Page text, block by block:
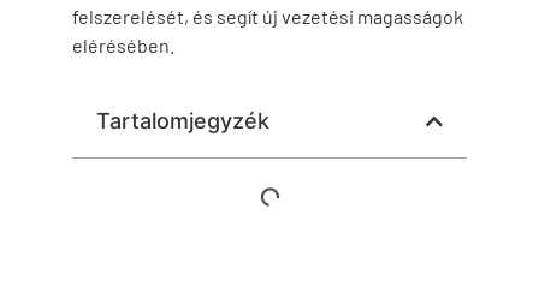
felszerelését, és segít új vezetési magasságok
elérésében.
Tartalomjegyzék